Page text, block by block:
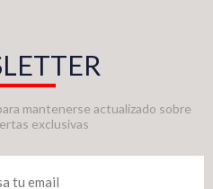
mantenerse actualizado sobre
exclusivas